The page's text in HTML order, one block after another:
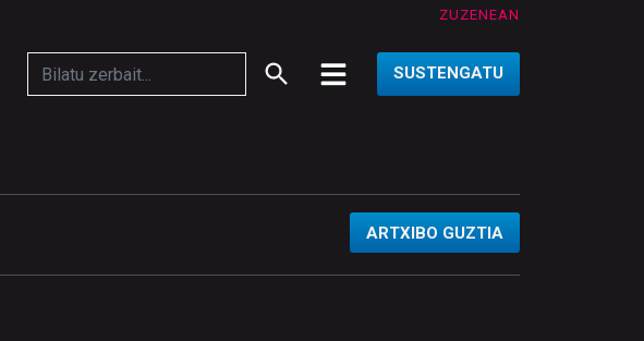
ZUZENEAN
SUSTENGATU
ARTXIBO GUZTIA